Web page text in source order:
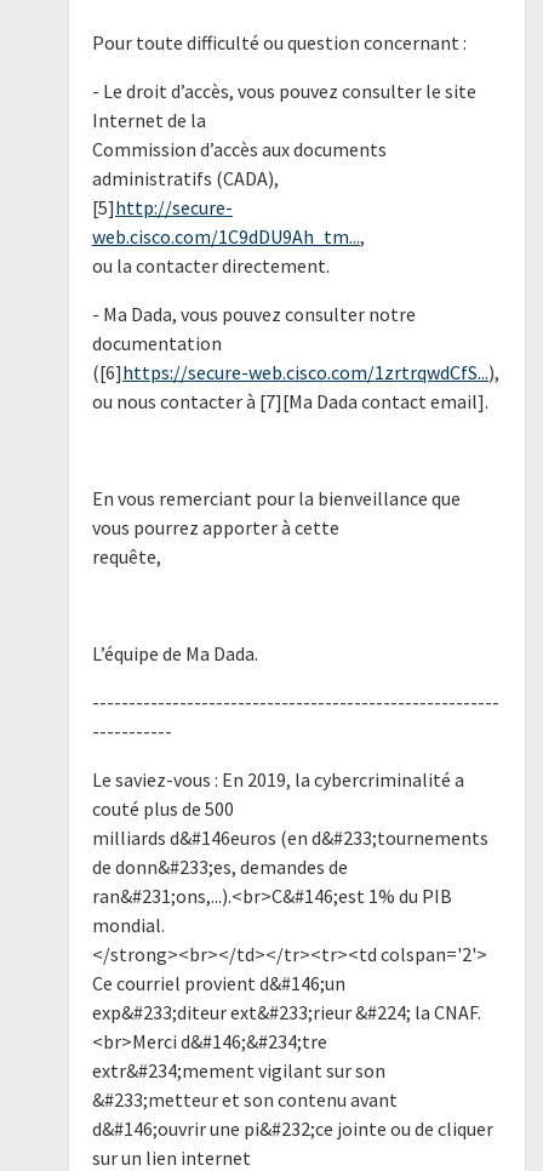
Pour toute difficulté ou question concernant :
- Le droit d’accès, vous pouvez consulter le site
Internet de la
Commission d’accès aux documents
administratifs (CADA),
[5]http://secure-
web.cisco.com/1C9dDU9Ah_tm...,
ou la contacter directement.
- Ma Dada, vous pouvez consulter notre
documentation
([6]https://secure-web.cisco.com/1zrtrqwdCfS...),
ou nous contacter à [7][Ma Dada contact email].
En vous remerciant pour la bienveillance que
vous pourrez apporter à cette
requête,
L’équipe de Ma Dada.
--------------------------------------------------------
-----------
Le saviez-vous : En 2019, la cybercriminalité a
couté plus de 500
milliards d&#146euros (en d&#233;tournements
de donn&#233;es, demandes de
ran&#231;ons,...).<br>C&#146;est 1% du PIB
mondial.
</strong><br></td></tr><tr><td colspan='2'>
Ce courriel provient d&#146;un
exp&#233;diteur ext&#233;rieur &#224; la CNAF.
<br>Merci d&#146;&#234;tre
extr&#234;mement vigilant sur son
&#233;metteur et son contenu avant
d&#146;ouvrir une pi&#232;ce jointe ou de cliquer
sur un lien internet